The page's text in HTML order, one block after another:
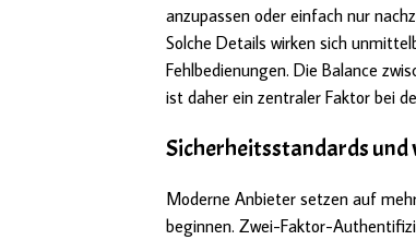
anzupassen oder einfach nur
Solche Details wirken sich
Fehlbedienungen. Die Balance
ist daher ein zentraler Faktor bei
Sicherheitsstandards
Moderne Anbieter setzen auf
beginnen. Zwei-Faktor-